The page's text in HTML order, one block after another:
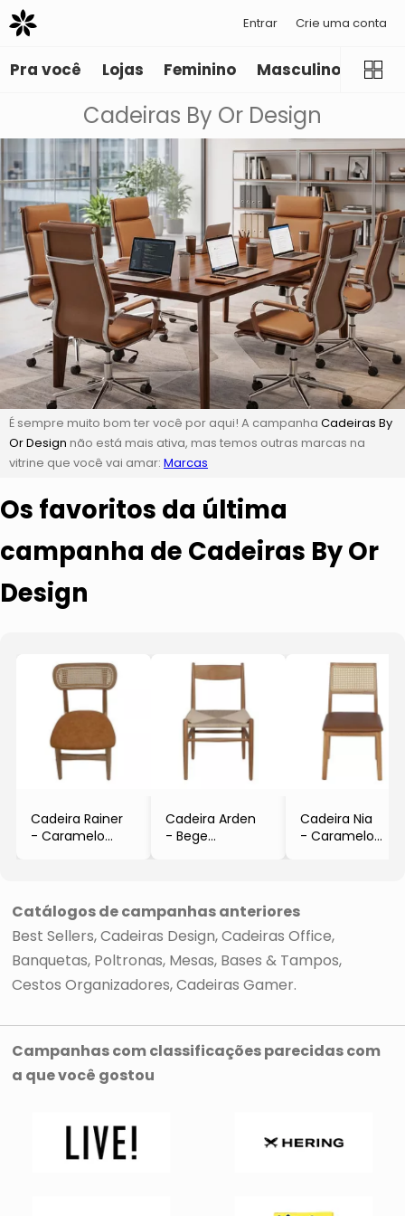
Entrar Crie uma conta
Pra você Lojas Feminino Masculino
Cadeiras By Or Design
É sempre muito bom ter você por aqui! A campanha Cadeiras By
Or Design não está mais ativa, mas temos outras marcas na
vitrine que você vai amar: Marcas
Os favoritos da última
campanha de Cadeiras By Or
Design
Cadeira Rainer
- Caramelo
Cadeira Arden
- Bege
Cadeira Nia
- Caramelo
Catálogos de campanhas anteriores
Best Sellers Cadeiras Design Cadeiras Office
Banquetas Poltronas Mesas, Bases & Tampos
Cestos Organizadores Cadeiras Gamer
Campanhas com classificações parecidas com
a que você gostou